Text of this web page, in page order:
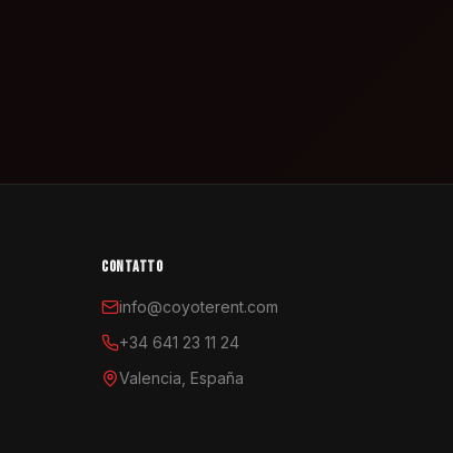
CONTATTO
info@coyoterent.com
+34 641 23 11 24
Valencia, España